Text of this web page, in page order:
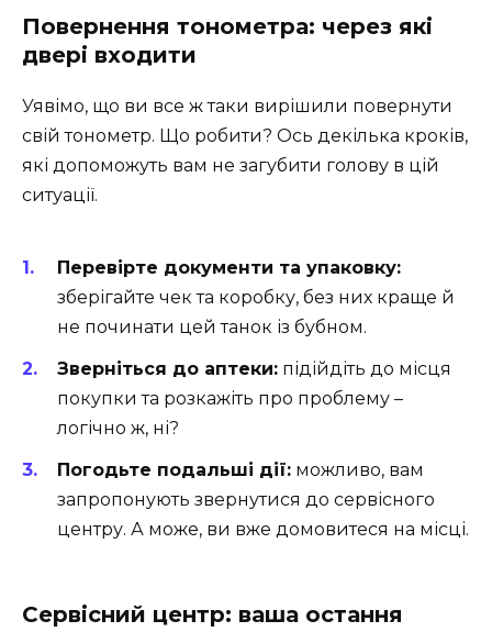
Повернення тонометра: через які
двері входити
Уявімо, що ви все ж таки вирішили повернути
свій тонометр. Що робити? Ось декілька кроків,
які допоможуть вам не загубити голову в цій
ситуації.
Перевірте документи та упаковку:
зберігайте чек та коробку, без них краще й
не починати цей танок із бубном.
Зверніться до аптеки: підійдіть до місця
покупки та розкажіть про проблему –
логічно ж, ні?
Погодьте подальші дії: можливо, вам
запропонують звернутися до сервісного
центру. А може, ви вже домовитеся на місці.
Сервісний центр: ваша остання